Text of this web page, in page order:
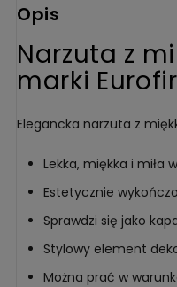
Opis
Narzuta z
marki
Elegancka narzuta z
Lekka, miękka i miła
Estetycznie
Sprawdzi się jako
Stylowy element
Można prać w